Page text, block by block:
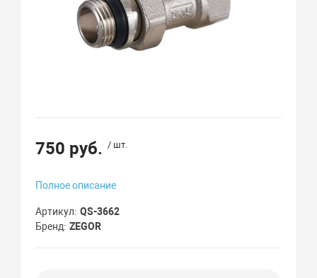
750 руб. / шт.
Полное описание
Артикул QS-3662
Бренд ZEGOR